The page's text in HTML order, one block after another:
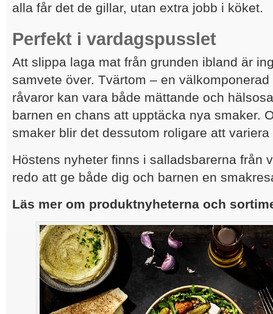
alla får det de gillar, utan extra jobb i köket.
Perfekt i vardagspusslet
Att slippa laga mat från grunden ibland är
samvete över. Tvärtom – en
råvaror kan vara både mättande och
barnen en chans att upptäcka nya smaker.
smaker blir det dessutom roligare att variera
Höstens nyheter finns i salladsbarerna från
redo att ge både dig och barnen en
Läs mer om produktnyheterna och